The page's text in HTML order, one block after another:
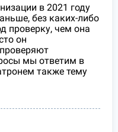
в 2021 году
без каких-либо
проверку, чем она
он
мы ответим в
также тему